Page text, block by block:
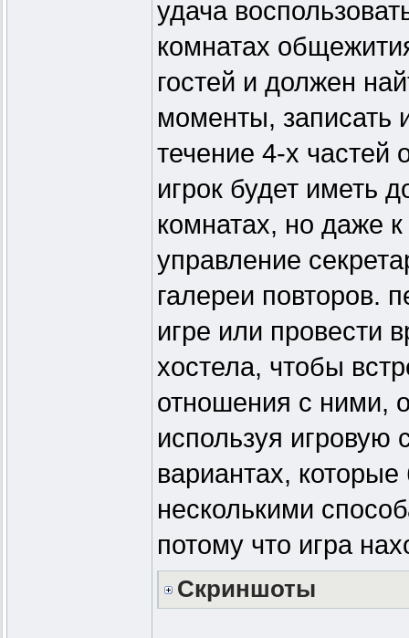
удача
комнатах
гостей и должен
моменты, записать
течение 4-х частей
игрок будет иметь
комнатах, но даже
управление
галереи повторов.
игре или провести
хостела, чтобы
отношения с ними,
используя игровую
вариантах, которые
несколькими
потому что игра
Скриншоты